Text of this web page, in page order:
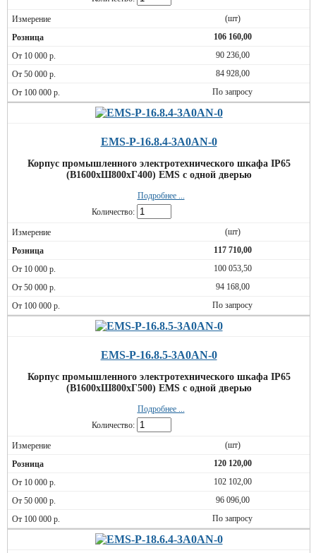
(шт)
106 160,00
90 236,00
84 928,00
По запросу
EMS-P-16.8.4-3A0AN-0
Корпус промышленного электротехнического шкафа IP65
(В1600хШ800хГ400) EMS c одной дверью
Подробнее ...
Количество:
(шт)
117 710,00
100 053,50
94 168,00
По запросу
EMS-P-16.8.5-3A0AN-0
Корпус промышленного электротехнического шкафа IP65
(В1600хШ800хГ500) EMS c одной дверью
Подробнее ...
Количество:
(шт)
120 120,00
102 102,00
96 096,00
По запросу